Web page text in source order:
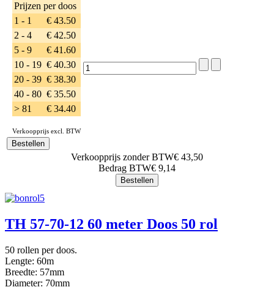
Prijzen per doos
1 - 1
€ 43.50
2 - 4
€ 42.50
5 - 9
€ 41.60
10 - 19 € 40.30
20 - 39 € 38.30
40 - 80 € 35.50
> 81
€ 34.40
Verkoopprijs excl. BTW
Verkoopprijs zonder BTW€ 43,50
Bedrag BTW€ 9,14
TH 57-70-12 60 meter Doos 50 rol
50 rollen per doos.
Lengte: 60m
Breedte: 57mm
Diameter: 70mm